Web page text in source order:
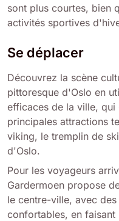
sont plus courtes, bien
activités sportives
Se déplacer
Découvrez la scène
pittoresque d'Oslo en
efficaces de la ville,
principales attractions
viking, le tremplin de
d'Oslo.
Pour les voyageurs
Gardermoen propose
le centre-ville, avec
confortables, en